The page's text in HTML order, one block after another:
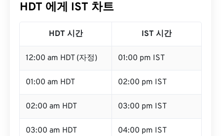
HDT 에게 IST 차트
HDT 시간 IST 시간
12:00 am HDT (자정) 01:00 pm IST
01:00 am HDT 02:00 pm IST
02:00 am HDT 03:00 pm IST
03:00 am HDT 04:00 pm IST